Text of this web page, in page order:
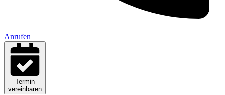
Anrufen
Termin
vereinbaren